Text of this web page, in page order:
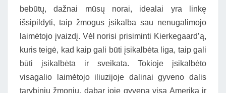
bebūtų, dažnai mūsų norai, idealai yra linkę
išsipildyti, taip žmogus įsikalba sau nenugalimojo
laimėtojo įvaizdį. Vėl norisi prisiminti Kierkegaard’ą,
kuris teigė, kad kaip gali būti įsikalbėta liga, taip gali
būti įsikalbėta ir sveikata. Tokioje įsikalbėto
visagalio laimėtojo iliuzijoje dalinai gyveno dalis
tarybinių žmonių, dabar joje gyvena visa Amerika ir